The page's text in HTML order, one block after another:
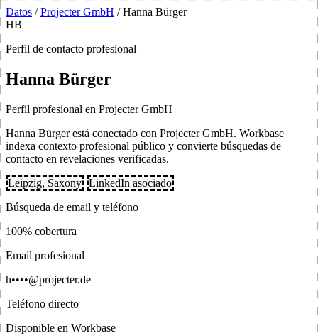
Datos / Projecter GmbH / Hanna Bürger
HB
Perfil de contacto profesional
Hanna Bürger
Perfil profesional en Projecter GmbH
Hanna Bürger está conectado con Projecter GmbH. Workbase
indexa contexto profesional público y convierte búsquedas de
contacto en revelaciones verificadas.
Leipzig, Saxony LinkedIn asociado
Búsqueda de email y teléfono
100% cobertura
Email profesional
h••••@projecter.de
Teléfono directo
Disponible en Workbase